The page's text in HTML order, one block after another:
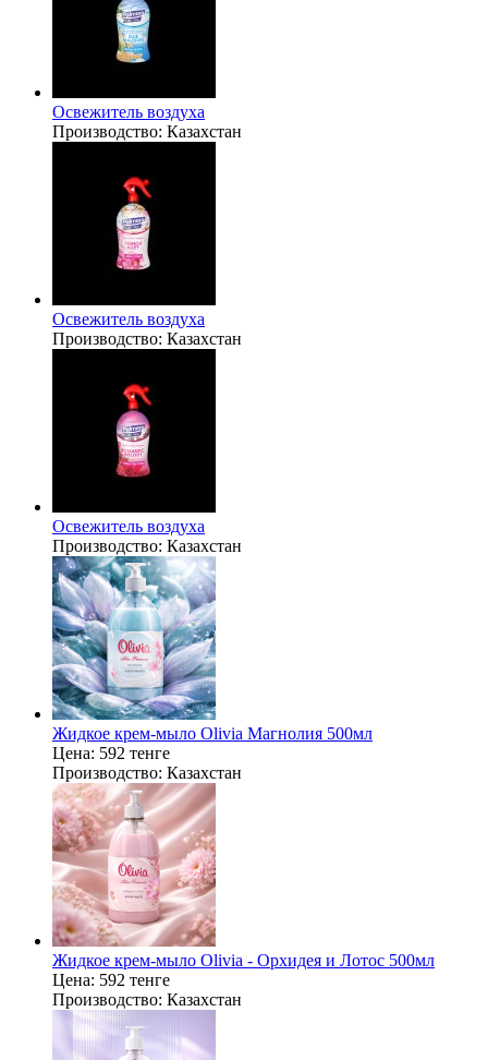
Освежитель воздуха
Производство: Казахстан
Освежитель воздуха
Производство: Казахстан
Освежитель воздуха
Производство: Казахстан
Жидкое крем‑мыло Olivia Магнолия 500мл
Цена: 592 тенге
Производство: Казахстан
Жидкое крем‑мыло Olivia - Орхидея и Лотос 500мл
Цена: 592 тенге
Производство: Казахстан